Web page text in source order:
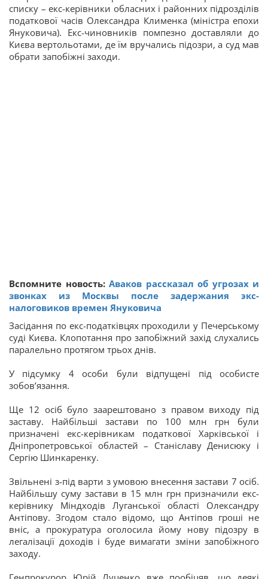
списку – екс-керівники обласних і районних підрозділів
податкової часів Олександра Клименка (міністра епохи
Януковича). Екс-чиновників помпезно доставляли до
Києва вертольотами, де їм вручались підозри, а суд мав
обрати запобіжні заходи.
Вспомните новость: Аваков рассказал об угрозах и
звонках из Москвы после задержания экс-
налоговиков времен Януковича
Засідання по екс-податківцях проходили у Печерському
суді Києва. Клопотання про запобіжний захід слухались
паралельно протягом трьох днів.
У підсумку 4 особи були відпущені під особисте
зобов’язання.
Ще 12 осіб було заарештовано з правом виходу під
заставу. Найбільші застави по 100 млн грн були
призначені екс-керівникам податкової Харківської і
Дніпропетровської областей – Станіславу Денисюку і
Сергію Шинкаренку.
Звільнені з-під варти з умовою внесення застави 7 осіб.
Найбільшу суму застави в 15 млн грн призначили екс-
керівнику Міндходів Луганської області Олександру
Антіпову. Згодом стало відомо, що Антіпов гроші не
вніс, а прокуратура оголосила йому нову підозру в
легалізації доходів і буде вимагати зміни запобіжного
заходу.